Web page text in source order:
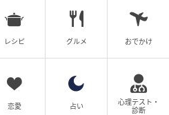
レシピ グルメ おでかけ
恋愛 占い
心理テスト・
診断